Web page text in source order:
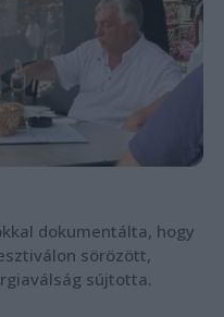
dokumentálta, hogy
sörözött,
sújtotta.